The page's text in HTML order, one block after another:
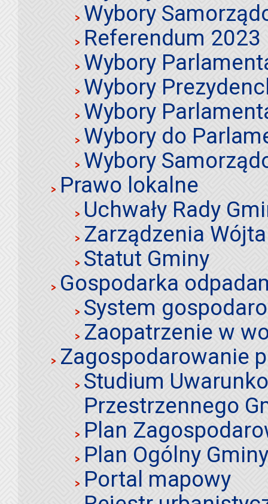
Wybory
Referendum 2023
Wybory
Wybory
Wybory
Wybory do
Wybory
Prawo lokalne
Uchwały Rady
Zarządzenia Wójta
Statut Gminy
Gospodarka
System
Zaopatrzenie w
Zagospodarowanie
Studium
Przestrzennego
Plan
Plan Ogólny
Portal mapowy